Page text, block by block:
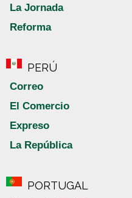
La Jornada
Reforma
PERÚ
Correo
El Comercio
Expreso
La República
PORTUGAL